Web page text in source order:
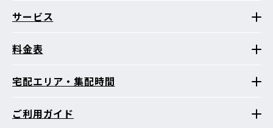
サービス
料金表
宅配エリア・集配時間
ご利用ガイド